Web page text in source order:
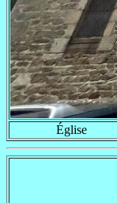
Église